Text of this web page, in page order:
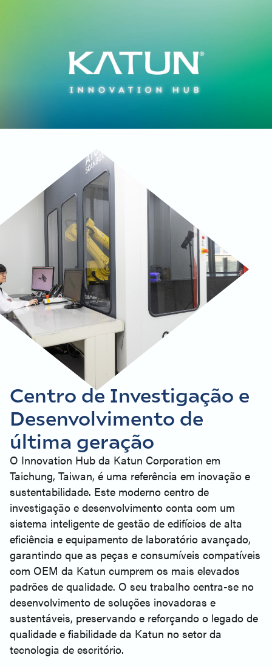
Centro de Investigação e
Desenvolvimento de
última geração
O Innovation Hub da Katun Corporation em
Taichung, Taiwan, é uma referência em inovação e
sustentabilidade. Este moderno centro de
investigação e desenvolvimento conta com um
sistema inteligente de gestão de edifícios de alta
eficiência e equipamento de laboratório avançado,
garantindo que as peças e consumíveis compatíveis
com OEM da Katun cumprem os mais elevados
padrões de qualidade. O seu trabalho centra-se no
desenvolvimento de soluções inovadoras e
sustentáveis, preservando e reforçando o legado de
qualidade e fiabilidade da Katun no setor da
tecnologia de escritório.